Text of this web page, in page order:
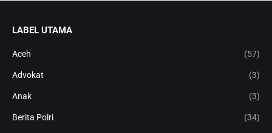
LABEL UTAMA
Aceh (57)
Advokat (3)
Anak (3)
Berita Polri (34)